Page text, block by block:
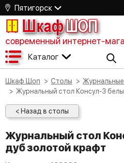
Пятигорск
ШкафШОП
современный интернет-
Каталог
Шкаф Шоп Столы
Журнальный стол Консул-3
< Назад в столы
Журнальный стол Консул-3 белый/
дуб золотой крафт